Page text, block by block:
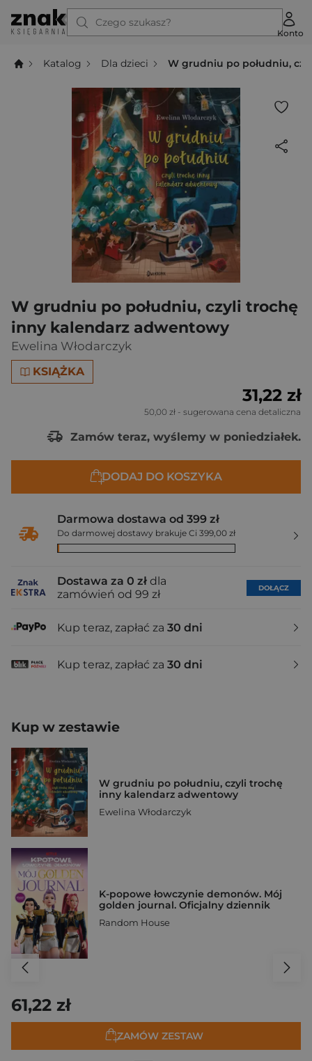
Czego szukasz?
Konto
Katalog Dla dzieci W grudniu po południu,
W grudniu po południu, czyli trochę
inny kalendarz adwentowy
Ewelina Włodarczyk
KSIĄŻKA
31,22 zł
50,00 zł - sugerowana cena detaliczna
Zamów teraz, wyślemy w poniedziałek.
DODAJ DO KOSZYKA
Darmowa dostawa od 399 zł
Do darmowej dostawy brakuje Ci 399,00 zł
Dostawa za 0 zł dla
zamówień od 99 zł
DOŁĄCZ
Kup teraz, zapłać za 30 dni
Kup teraz, zapłać za 30 dni
Kup w zestawie
W grudniu po południu, czyli trochę
inny kalendarz adwentowy
Ewelina Włodarczyk
K-popowe łowczynie demonów. Mój
golden journal. Oficjalny dziennik
Random House
61,22 zł
ZAMÓW ZESTAW